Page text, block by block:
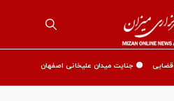
قضایی 🟡 جنایت میدان علیخانی اصفهان